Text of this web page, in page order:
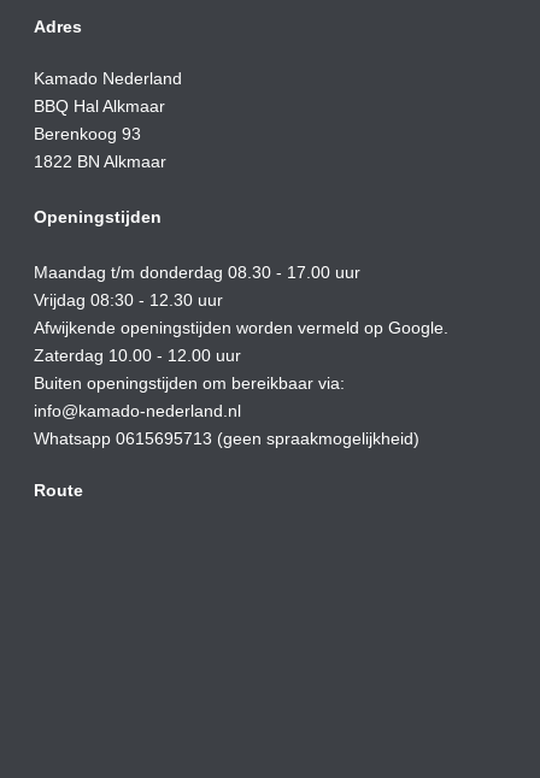
Adres
Kamado Nederland
BBQ Hal Alkmaar
Berenkoog 93
1822 BN Alkmaar
Openingstijden
Maandag t/m donderdag 08.30 - 17.00 uur
Vrijdag 08:30 - 12.30 uur
Afwijkende openingstijden worden vermeld op Google.
Zaterdag 10.00 - 12.00 uur
Buiten openingstijden om bereikbaar via:
info@kamado-nederland.nl
Whatsapp 0615695713 (geen spraakmogelijkheid)
Route